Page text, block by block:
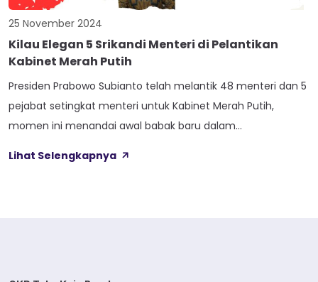
25 November 2024
Kilau Elegan 5 Srikandi Menteri di Pelantikan
Kabinet Merah Putih
Presiden Prabowo Subianto telah melantik 48 menteri dan 5
pejabat setingkat menteri untuk Kabinet Merah Putih,
momen ini menandai awal babak baru dalam
menampilkan pengambilan sumpah jabatan, tetapi juga
Lihat Selengkapnya